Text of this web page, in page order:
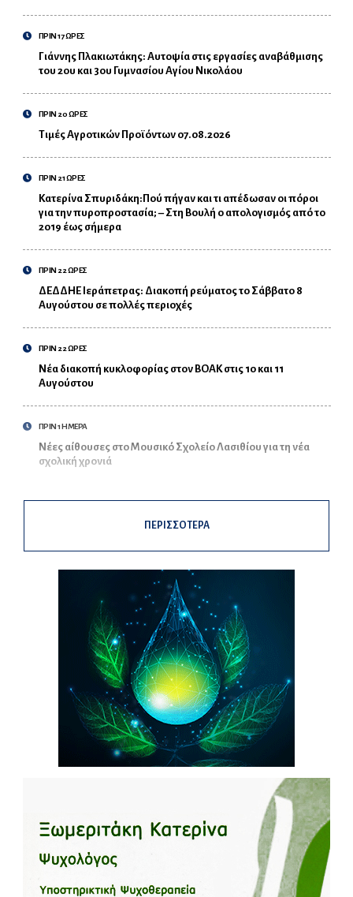
ΠΡΙΝ 17 ΩΡΕΣ
Γιάννης Πλακιωτάκης: Αυτοψία στις εργασίες αναβάθμισης
του 2ου και 3ου Γυμνασίου Αγίου Νικολάου
ΠΡΙΝ 20 ΩΡΕΣ
Τιμές Αγροτικών Προϊόντων 07.08.2026
ΠΡΙΝ 21 ΩΡΕΣ
Κατερίνα Σπυριδάκη:Πού πήγαν και τι απέδωσαν οι πόροι
για την πυροπροστασία; – Στη Βουλή ο απολογισμός από το
2019 έως σήμερα
ΠΡΙΝ 22 ΩΡΕΣ
ΔΕΔΔΗΕ Ιεράπετρας: Διακοπή ρεύματος το Σάββατο 8
Αυγούστου σε πολλές περιοχές
ΠΡΙΝ 22 ΩΡΕΣ
Νέα διακοπή κυκλοφορίας στον ΒΟΑΚ στις 10 και 11
Αυγούστου
ΠΡΙΝ 1 ΗΜΕΡΑ
Νέες αίθουσες στο Μουσικό Σχολείο Λασιθίου για τη νέα
σχολική χρονιά
ΠΕΡΙΣΣΟΤΕΡΑ